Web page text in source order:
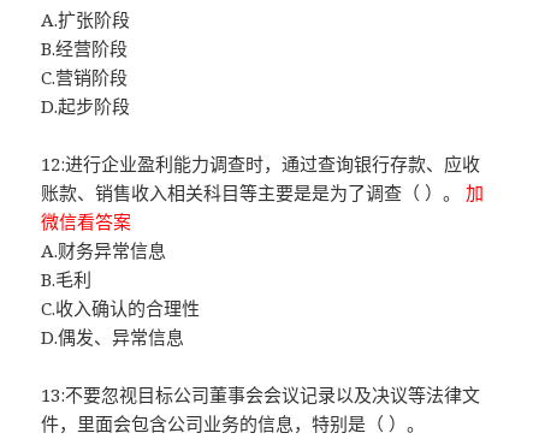
A.扩张阶段
B.经营阶段
C.营销阶段
D.起步阶段
12:进行企业盈利能力调查时，通过查询银行存款、应收
账款、销售收入相关科目等主要是是为了调查（ ）。加
微信看答案
A.财务异常信息
B.毛利
C.收入确认的合理性
D.偶发、异常信息
13:不要忽视目标公司董事会会议记录以及决议等法律文
件，里面会包含公司业务的信息，特别是（ ）。